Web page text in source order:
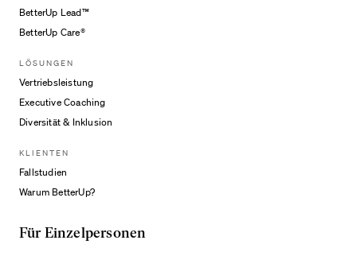
BetterUp Lead™
BetterUp Care®
LÖSUNGEN
Vertriebsleistung
Executive Coaching
Diversität & Inklusion
KLIENTEN
Fallstudien
Warum BetterUp?
Für Einzelpersonen